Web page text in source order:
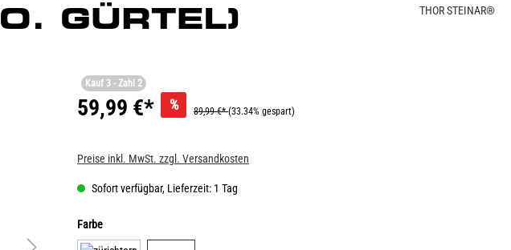
GÜRTEL) THOR STEINAR®
Kauf 3 - Zahl 2
59,99 €* % 89,99 €*(33.34% gespart)
Preise inkl. MwSt. zzgl. Versandkosten
Sofort verfügbar, Lieferzeit: 1 Tag
Farbe